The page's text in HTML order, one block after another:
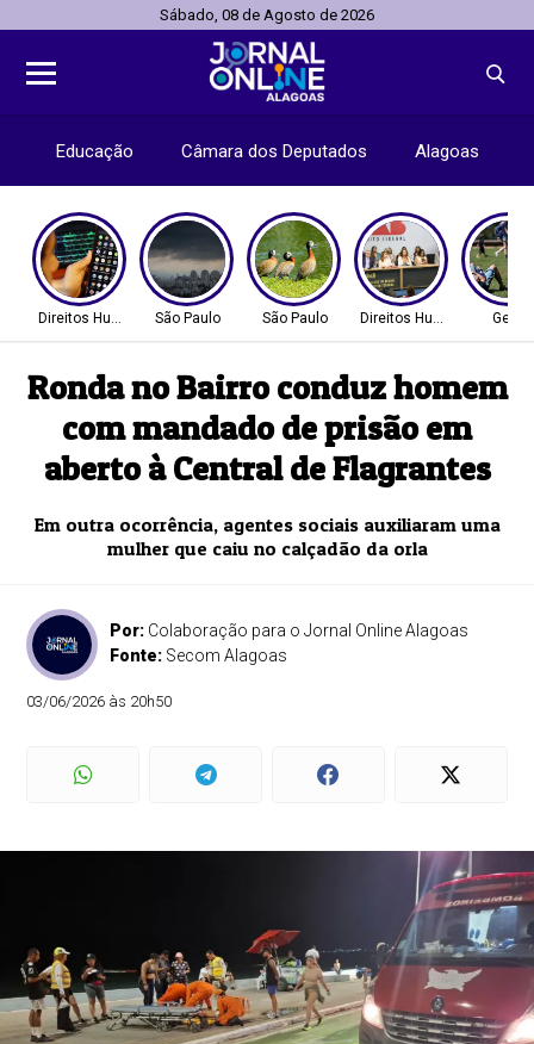
Sábado, 08 de Agosto de 2026
Educação Câmara dos Deputados Alagoas
Direitos HumanosSão Paulo São Paulo Direitos Humanos Geral
Ronda no Bairro conduz homem
com mandado de prisão em
aberto à Central de Flagrantes
Em outra ocorrência, agentes sociais auxiliaram uma
mulher que caiu no calçadão da orla
Por: Colaboração para o Jornal Online Alagoas
Fonte: Secom Alagoas
03/06/2026 às 20h50